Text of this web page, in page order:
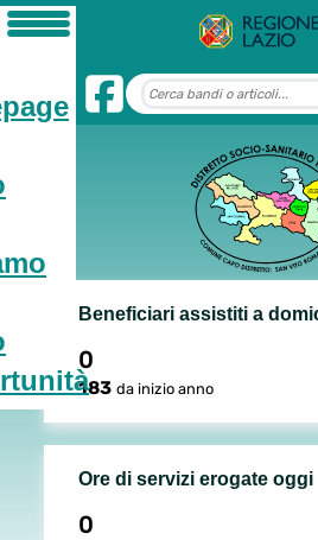
Beneficiari assistiti a
0
183 da inizio anno
Ore di servizi erogate oggi
0